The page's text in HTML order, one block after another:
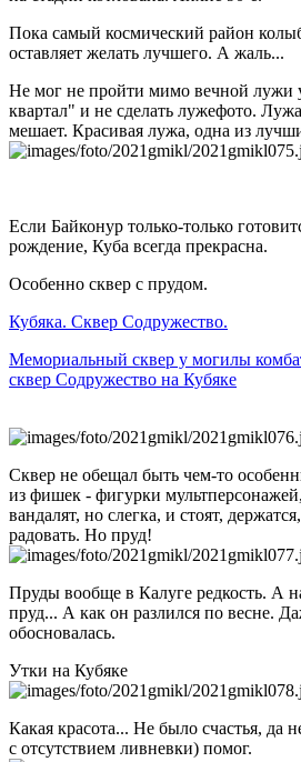
Пока самый космический район
оставляет желать лучшего. А жаль...
Не мог не пройти мимо вечной лужи
квартал" и не сделать лужефото.
мешает. Красивая лужа, одна из
Если Байконур только-только
рождение, Куба всегда прекрасна.
Особенно сквер с прудом.
Кубяка. Сквер Содружество.
Мемориальный сквер у могилы
сквер Содружество на Кубяке
Сквер не обещал быть чем-то
из фишек - фигурки
вандалят, но слегка, и стоят,
радовать. Но пруд!
Пруды вообще в Калуге редкость. А
пруд... А как он разлился по весне.
обосновалась.
Утки на Кубяке
Какая красота... Не было счастья, да
с отсутствием ливневки) помог.